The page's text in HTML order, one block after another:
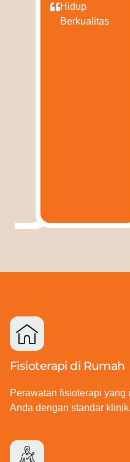
Hidup
Berkualitas
Fisioterapi di Rumah
Perawatan fisioterapi
Anda dengan standar klinik.